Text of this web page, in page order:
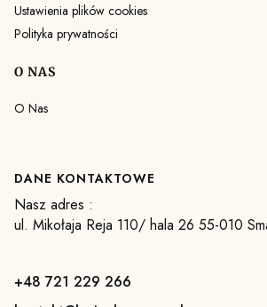
Ustawienia plików cookies
Polityka prywatności
O NAS
O Nas
DANE KONTAKTOWE
Nasz adres :
ul. Mikołaja Reja 110/ hala 26 55-010
+48 721 229 266